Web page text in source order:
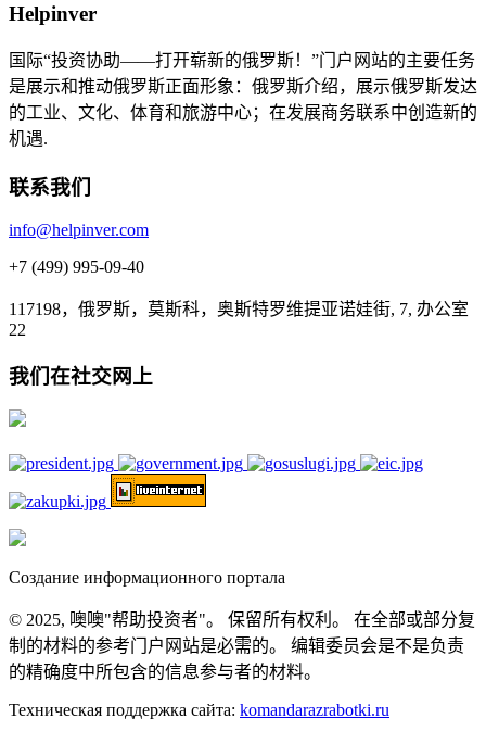
Helpinver
国际“投资协助——打开崭新的俄罗斯！”门户网站的主要任务
是展示和推动俄罗斯正面形象：俄罗斯介绍，展示俄罗斯发达
的工业、文化、体育和旅游中心；在发展商务联系中创造新的
机遇.
联系我们
info@helpinver.com
+7 (499) 995-09-40
117198，俄罗斯，莫斯科，奥斯特罗维提亚诺娃街, 7, 办公室
22
我们在社交网上
Создание информационного портала
© 2025, 噢噢"帮助投资者"。 保留所有权利。 在全部或部分复
制的材料的参考门户网站是必需的。 编辑委员会是不是负责
的精确度中所包含的信息参与者的材料。
Техническая поддержка сайта: komandarazrabotki.ru